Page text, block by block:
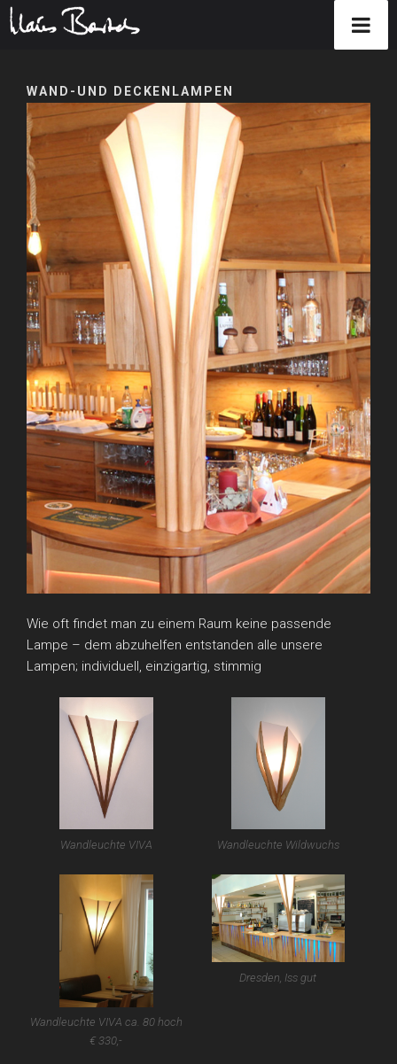
springen
WAND-UND DECKENLAMPEN
Wie oft findet man zu einem Raum keine passende
Lampe – dem abzuhelfen entstanden alle unsere
Lampen; individuell, einzigartig, stimmig
Wandleuchte VIVA Wandleuchte Wildwuchs
Wandleuchte VIVA ca. 80 hoch
€ 330,-
Dresden, Iss gut